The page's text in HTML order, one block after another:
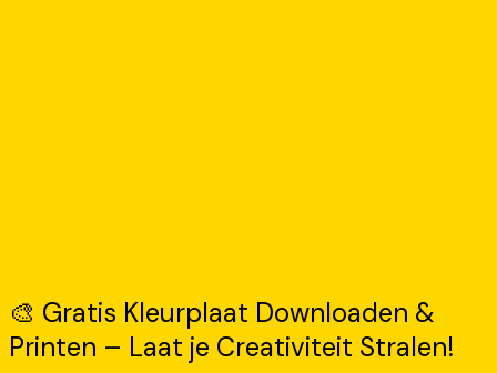
🎨 Gratis Kleurplaat Downloaden &
Printen – Laat je Creativiteit Stralen!